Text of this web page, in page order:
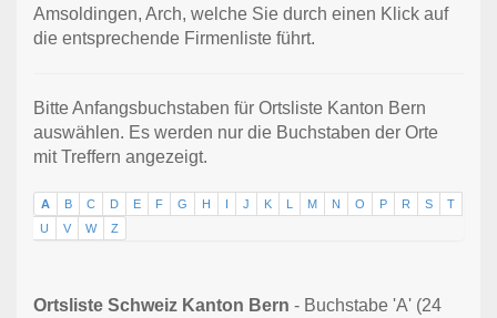
Amsoldingen, Arch, welche Sie durch einen Klick auf
die entsprechende Firmenliste führt.
Bitte Anfangsbuchstaben für Ortsliste Kanton Bern
auswählen. Es werden nur die Buchstaben der Orte
mit Treffern angezeigt.
A B C D E F G H I J K L M N O P R S
T
U
V W Z
Ortsliste Schweiz Kanton Bern - Buchstabe 'A' (24